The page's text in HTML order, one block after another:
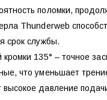
поломки,
Thunderweb
срок службы.
135° – точное
что уменьшает
давление